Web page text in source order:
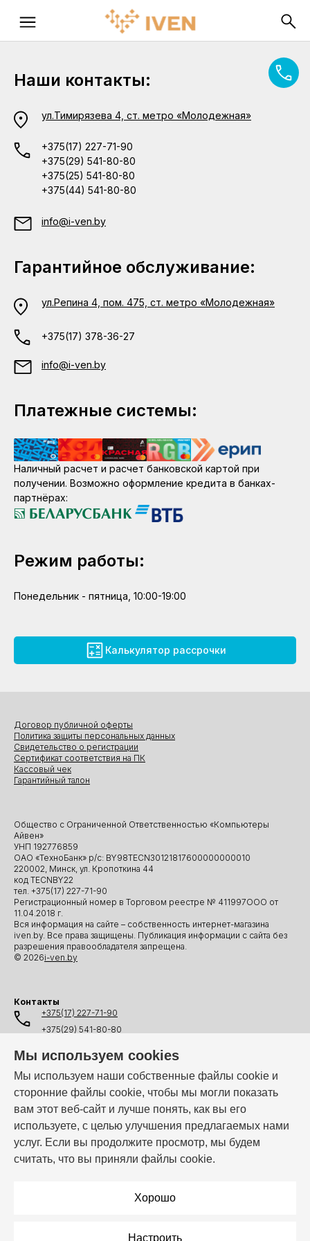
Мы используем cookies
Мы используем наши собственные файлы cookie и
сторонние файлы cookie, чтобы мы могли показать
вам этот веб-сайт и лучше понять, как вы его
используете, с целью улучшения предлагаемых нами
услуг. Если вы продолжите просмотр, мы будем
считать, что вы приняли файлы cookie.
Хорошо
Настроить
Наши контакты:
ул.Тимирязева 4, ст. метро «Молодежная»
+375(17) 227-71-90
+375(29) 541-80-80
+375(25) 541-80-80
+375(44) 541-80-80
info@i-ven.by
Гарантийное обслуживание:
ул.Репина 4, пом. 475, ст. метро «Молодежная»
+375(17) 378-36-27
info@i-ven.by
Платежные системы:
Наличный расчет и расчет банковской картой при
получении. Возможно оформление кредита в банках-
партнёрах:
Режим работы:
Понедельник - пятница, 10:00-19:00
Калькулятор рассрочки
Общество с Ограниченной Ответственностью «Компьютеры
Айвен»
УНП 192776859
ОАО «ТехноБанк» р/с: BY98TECN30121817600000000010
220002, Минск, ул. Кропоткина 44
код TECNBY22
тел. +375(17) 227-71-90
Регистрационный номер в Торговом реестре № 411997ООО от
11.04.2018 г.
Вся информация на сайте – собственность интернет-магазина
iven.by. Все права защищены. Публикация информации с сайта без
разрешения правообладателя запрещена.
© 2026i-ven.by
Договор публичной оферты
Политика защиты персональных данных
Свидетельство о регистрации
Сертификат соответствия на ПК
Кассовый чек
Гарантийный талон
Контакты
+375(17) 227-71-90
+375(29) 541-80-80
+375(44) 541-80-80
info@i-ven.by
Мы в мессенджерах:
Режим работы: Пн–Пт: 10:00 – 19:00